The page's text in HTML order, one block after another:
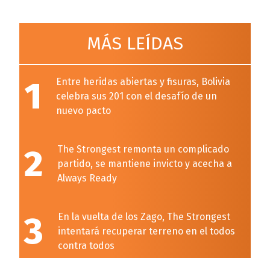
MÁS LEÍDAS
1
Entre heridas abiertas y fisuras, Bolivia
celebra sus 201 con el desafío de un
nuevo pacto
2
The Strongest remonta un complicado
partido, se mantiene invicto y acecha a
Always Ready
3
En la vuelta de los Zago, The Strongest
intentará recuperar terreno en el todos
contra todos